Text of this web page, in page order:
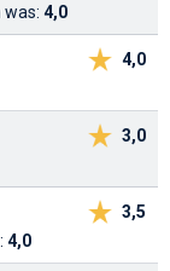
was: 4,0
4,0
3,0
3,5
4,0